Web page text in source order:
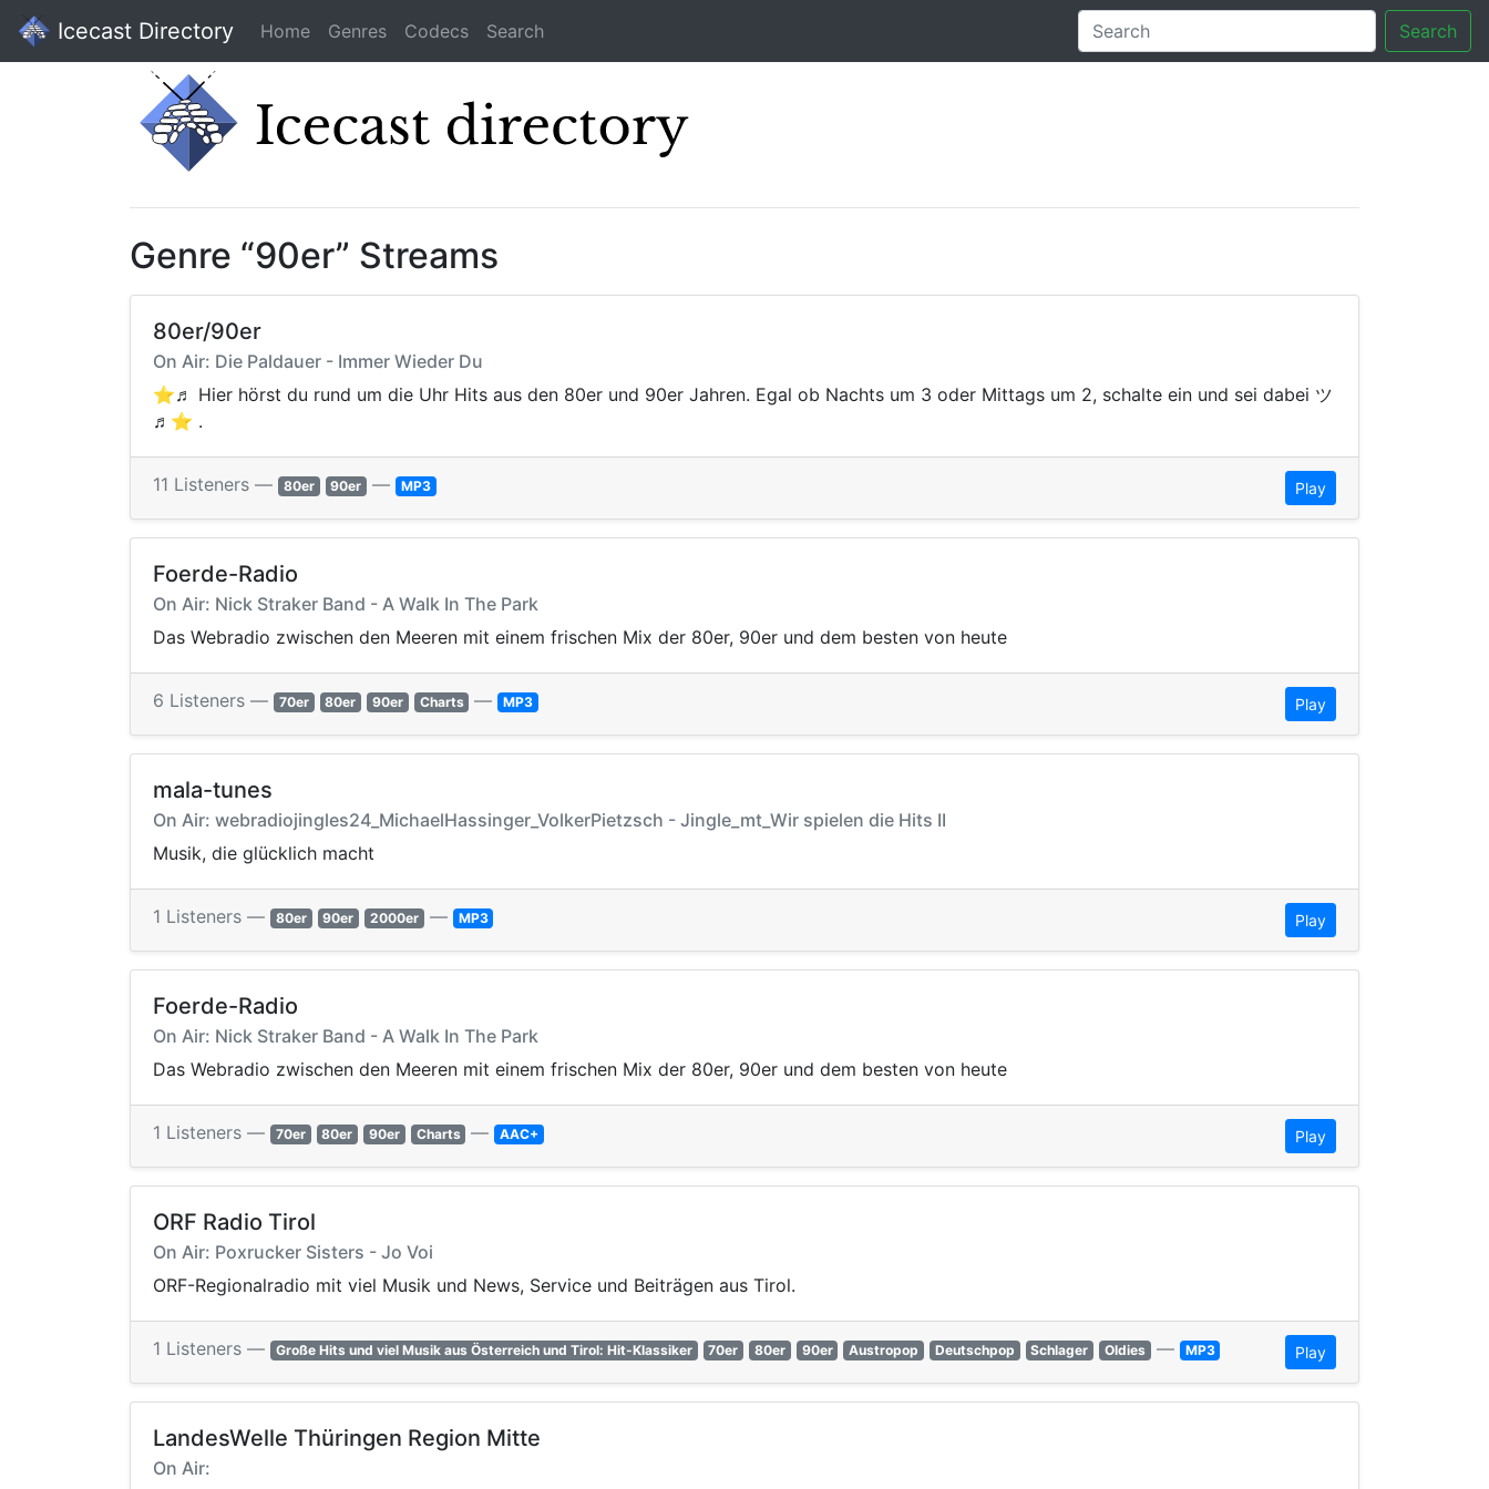
Icecast Directory Home Genres Codecs Search Search
Genre “90er” Streams
80er/90er
On Air: Die Paldauer - Immer Wieder Du
⭐️♬ Hier hörst du rund um die Uhr Hits aus den 80er und 90er Jahren. Egal ob Nachts um 3 oder Mittags um 2, schalte ein und sei dabei ツ
♬⭐️ .
11 Listeners — 80er 90er — MP3 Play
Foerde-Radio
On Air: Nick Straker Band - A Walk In The Park
Das Webradio zwischen den Meeren mit einem frischen Mix der 80er, 90er und dem besten von heute
6 Listeners — 70er 80er 90er Charts — MP3 Play
mala-tunes
On Air: webradiojingles24_MichaelHassinger_VolkerPietzsch - Jingle_mt_Wir spielen die Hits II
Musik, die glücklich macht
1 Listeners — 80er 90er 2000er — MP3 Play
Foerde-Radio
On Air: Nick Straker Band - A Walk In The Park
Das Webradio zwischen den Meeren mit einem frischen Mix der 80er, 90er und dem besten von heute
1 Listeners — 70er 80er 90er Charts — AAC+ Play
ORF Radio Tirol
On Air: Poxrucker Sisters - Jo Voi
ORF-Regionalradio mit viel Musik und News, Service und Beiträgen aus Tirol.
1 Listeners — Große Hits und viel Musik aus Österreich und Tirol: Hit-Klassiker 70er 80er 90er Austropop Deutschpop Schlager Oldies — MP3 Play
LandesWelle Thüringen Region Mitte
On Air: